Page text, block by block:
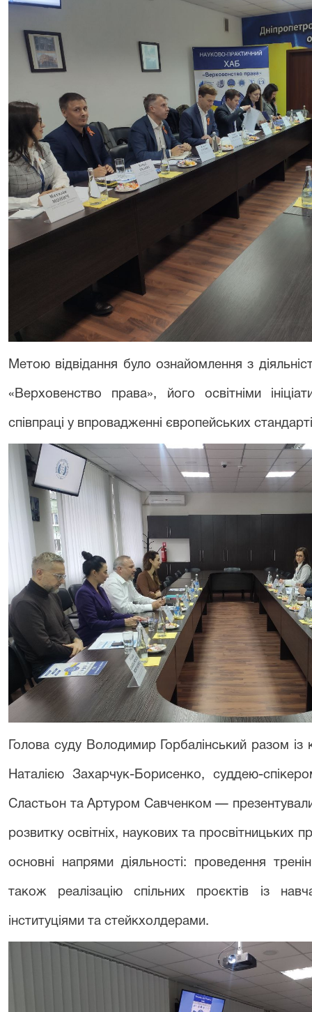
Метою відвідання було ознайомлення з
«Верховенство права», його освітніми
співпраці у впровадженні європейських
Голова суду Володимир Горбалінський разом
Наталією Захарчук-Борисенко, суддею-
Сластьон та Артуром Савченком —
розвитку освітніх, наукових та просвітницьких
основні напрями діяльності: проведення
також реалізацію спільних проєктів із
інституціями та стейкхолдерами.